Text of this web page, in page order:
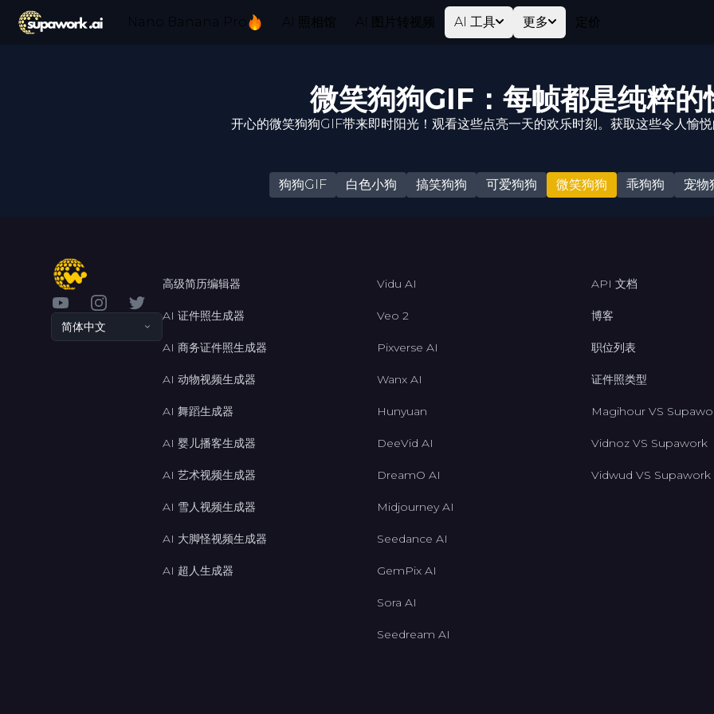
Nano Banana Pro AI 照相馆 AI 图片转视频 AI 工具 更多 定价
微笑狗狗GIF：每帧都是纯粹的
开心的微笑狗狗GIF带来即时阳光！观看这些点亮一天的欢乐时刻。获取这些令人愉
狗狗GIF 白色小狗 搞笑狗狗 可爱狗狗 微笑狗狗 乖狗狗 宠物
YouTubeInstagram
Twitter
简体中文
高级简历编辑器
AI 证件照生成器
AI 商务证件照生成器
AI 动物视频生成器
AI 舞蹈生成器
AI 婴儿播客生成器
AI 艺术视频生成器
AI 雪人视频生成器
AI 大脚怪视频生成器
AI 超人生成器
Vidu AI
Veo 2
Pixverse AI
Wanx AI
Hunyuan
DeeVid AI
DreamO AI
Midjourney AI
Seedance AI
GemPix AI
Sora AI
Seedream AI
API 文档
博客
职位列表
证件照类型
Magihour VS
Vidnoz VS Supawork
Vidwud VS Supawork